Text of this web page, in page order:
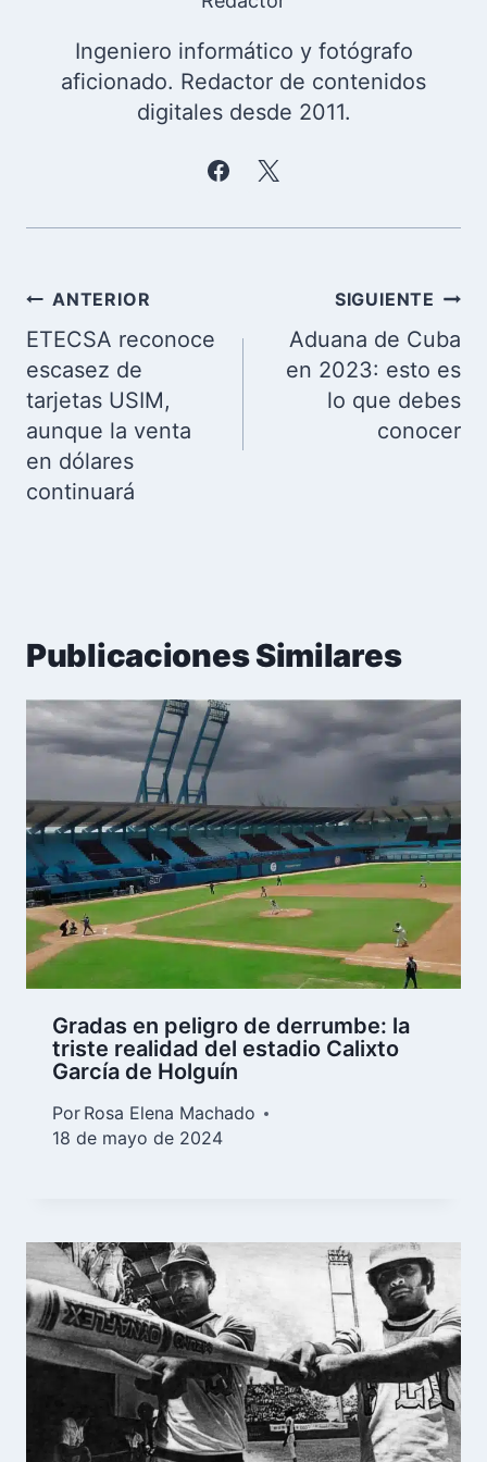
Ingeniero informático y fotógrafo
aficionado. Redactor de contenidos
digitales desde 2011.
Navegación
de
entradas
ANTERIOR
ETECSA reconoce
escasez de
tarjetas USIM,
aunque la venta
en dólares
continuará
SIGUIENTE
Aduana de Cuba
en 2023: esto es
lo que debes
conocer
Publicaciones Similares
Gradas en peligro de derrumbe: la
triste realidad del estadio Calixto
García de Holguín
Por Rosa Elena Machado
18 de mayo de 2024